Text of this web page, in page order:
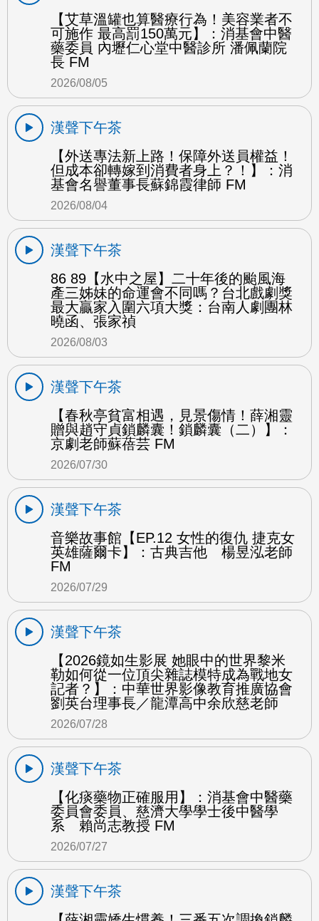
【艾草溫罐也算醫療行為！美容業者不
可施作 最高罰150萬元】：消基會中醫
藥委員 內壢仁心堂中醫診所 潘佩蘭院
長 FM
2026/08/05
漢聲下午茶
【外送專法新上路！保障外送員權益！
但成本卻轉嫁到消費者身上？！】：消
基會名譽董事長蘇錦霞律師 FM
2026/08/04
漢聲下午茶
86 89【水中之屋】二十年後的颱風海
產三姊妹的命運會不同嗎？台北戲劇獎
最大贏家入圍六項大獎：台南人劇團林
曉函、張家禎
2026/08/03
漢聲下午茶
【春秋亭貧富相遇，見景傷情！薛湘靈
贈與趙守貞鎖麟囊！鎖麟囊（二）】：
京劇老師蘇蓓芸 FM
2026/07/30
漢聲下午茶
音樂故事館【EP.12 女性的復仇 捷克女
英雄薩爾卡】：古典吉他 楊昱泓老師
FM
2026/07/29
漢聲下午茶
【2026鏡如生影展 她眼中的世界黎米
勒如何從一位頂尖雜誌模特成為戰地女
記者？】：中華世界影像教育推廣協會
劉英台理事長／龍潭高中余欣慈老師
2026/07/28
漢聲下午茶
【化痰藥物正確服用】：消基會中醫藥
委員會委員、慈濟大學學士後中醫學
系 賴尚志教授 FM
2026/07/27
漢聲下午茶